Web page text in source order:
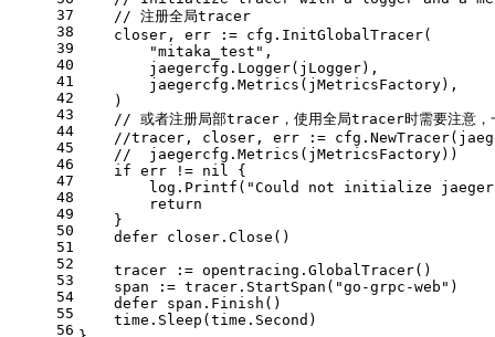
37
38
39
40
41
42
43
44
45
46
47
48
49
50
51
52
53
54
55
56
// 注册全局tracer
    closer, err := cfg.InitGlobalTracer(
"mitaka_test" ,
        jaegercfg.Logger(jLogger),
        jaegercfg.Metrics(jMetricsFactory),
    )
// 或者注册局部tracer，使用全局tracer时需要注意，
//tracer, closer, err :=
//	jaegercfg.Metrics(jMetricsFactory))
if err != nil
{
        log.Printf(
"Could not initialize
return
    }
defer closer.Close()
    tracer := opentracing.GlobalTracer()
    span := tracer.StartSpan(
"go-grpc-web" )
defer span.Finish()
    time.Sleep(time.Second)